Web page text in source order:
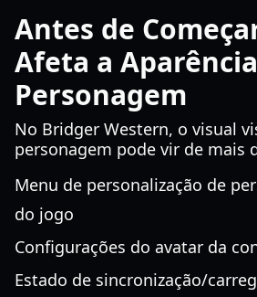
Antes de
Afeta a
Personagem
No Bridger Western, o visual
personagem pode vir de mais
Menu de personalização de
do jogo
Configurações do avatar da
Estado de sincronização/